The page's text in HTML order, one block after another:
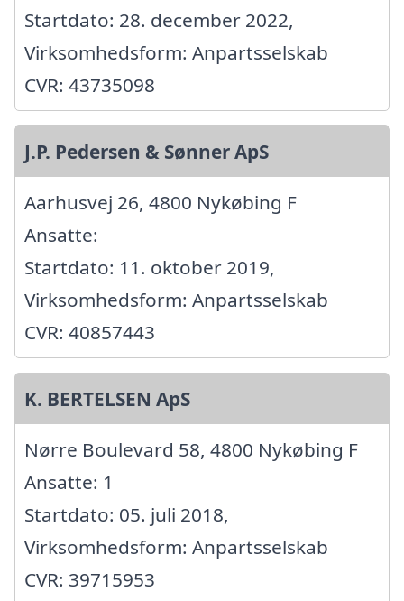
Startdato: 28. december 2022,
Virksomhedsform: Anpartsselskab
CVR: 43735098
J.P. Pedersen & Sønner ApS
Aarhusvej 26, 4800 Nykøbing F
Ansatte:
Startdato: 11. oktober 2019,
Virksomhedsform: Anpartsselskab
CVR: 40857443
K. BERTELSEN ApS
Nørre Boulevard 58, 4800 Nykøbing F
Ansatte: 1
Startdato: 05. juli 2018,
Virksomhedsform: Anpartsselskab
CVR: 39715953